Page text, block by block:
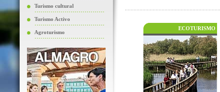
Turismo cultural
Turismo Activo
Agroturismo
ECOTURISMO